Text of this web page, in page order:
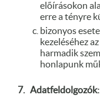
előírásokon
erre a tényre
bizonyos
kezeléséhez
harmadik
honlapunk
7. Adatfeldolgozók: